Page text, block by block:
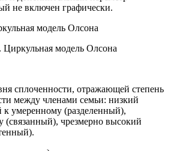
не включен графически.
Циркульная модель Олсона
сплоченности, отражающей степень
между членами семьи: низкий
умеренному (разделенный),
чрезмерно высокий